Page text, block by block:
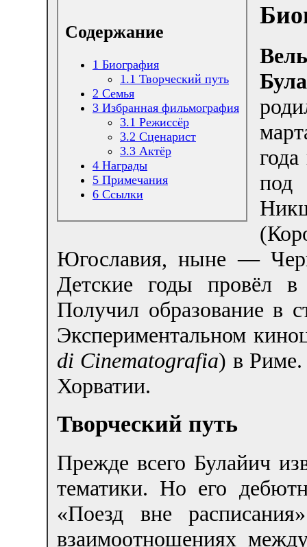
Содержание
1 Биография
1.1 Творческий путь
2 Семья
3 Избранная фильмография
3.1 Режиссёр
3.2 Сценарист
3.3 Актёр
4 Награды
5 Примечания
6 Ссылки
под
Югославия, ныне —
Детские годы провёл в
Получил образование в
Экспериментальном
di Cinematografia) в Риме.
Хорватии.
Творческий путь
Прежде всего Булайич
тематики. Но его
«Поезд вне
взаимоотношениях